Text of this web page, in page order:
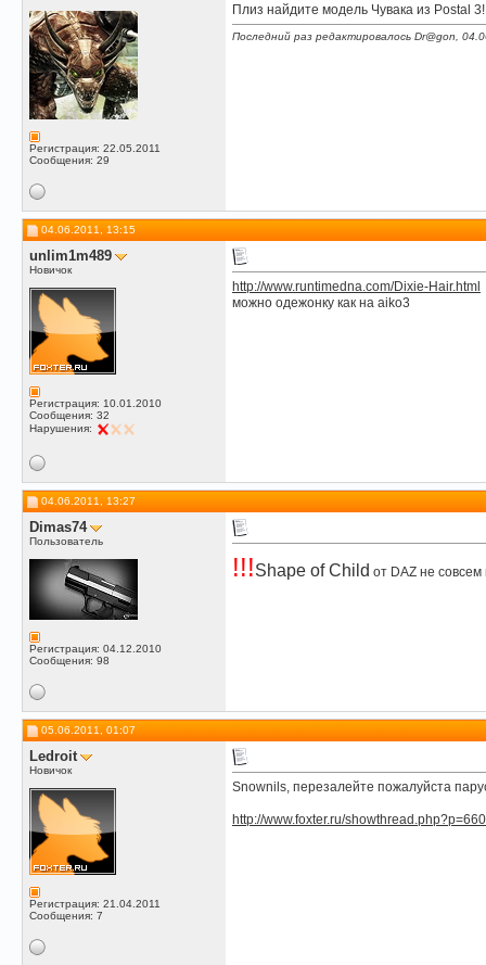
Регистрация: 22.05.2011
Сообщения: 29
Плиз найдите модель Чувака из Postal
Последний раз редактировалось Dr@gon,
04.06.2011, 13:15
unlim1m489
Новичок
Регистрация: 10.01.2010
Сообщения: 32
Нарушения:
http://www.runtimedna.com/Dixie-Hair.html
можно одежонку как на aiko3
04.06.2011, 13:27
Dimas74
Пользователь
Регистрация: 04.12.2010
Сообщения: 98
!!!Shape of Child от DAZ не
05.06.2011, 01:07
Ledroit
Новичок
Регистрация: 21.04.2011
Сообщения: 7
Snownils, перезалейте пожалуйста
http://www.foxter.ru/